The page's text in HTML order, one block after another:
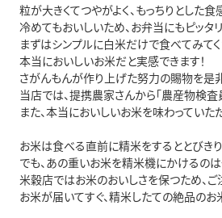
粒が大きくてつやがよく、もっちりとした
冷めてもおいしいため、お弁当にもピッタリ
まずはシンプルに白米だけで食べてみてく
本当においしいお米だと実感できます！
さがんもんが作り上げた努力の賜物を是
当店では、提携農家さんから「農産物検
また、本当においしいお米を味わっていた
お米は食べる直前に精米をするととびきり
でも、あの重いお米を精米機にかけるの
米穀店ではお米のおいしさを保つため、
お米が届いてすぐ、精米したての絶品のお